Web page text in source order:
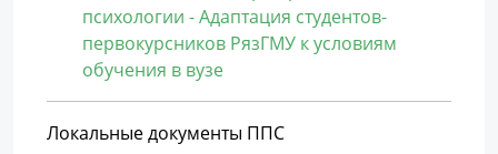
психологии - Адаптация студентов-
первокурсников РязГМУ к условиям
обучения в вузе
Локальные документы ППС